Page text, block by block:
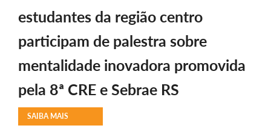
estudantes da região centro
participam de palestra sobre
mentalidade inovadora promovida
pela 8ª CRE e Sebrae RS
SAIBA MAIS